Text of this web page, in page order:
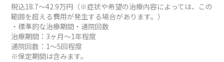
税込18.7～42.9万円（※症状や希望の治療内容によっては、この
範囲を超える費用が発生する場合があります。）
・標準的な治療期間・通院回数
治療期間：3ヶ月～1年程度
通院回数：1～5回程度
※保定期間は含みます。